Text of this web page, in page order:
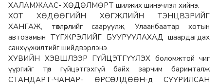
ХАЛАМЖААС- ХӨДӨЛМӨРТ шилжих шинэчлэл хийнэ.
ХОТ ХӨДӨӨГИЙН ХӨГЖЛИЙН ТЭНЦВЭРИЙГ
ХАНГАЖ, төвлөрлийг сааруулж, Улаанбаатар хотын
автозамын ТҮГЖРЭЛИЙГ БУУРУУЛАХАД шаардагдах
санхүүжилтийг шийдвэрлэнэ.
ХУВИЙН ХЭВШЛЭЭР ГҮЙЦЭТГҮҮЛЭХ боломжтой чиг
үүргийг төр гүйцэтгэхгүй байх зарчим баримталж
СТАНДАРТ-ЧАНАР- ӨРСӨЛДӨӨН-д СУУРИЛСАН